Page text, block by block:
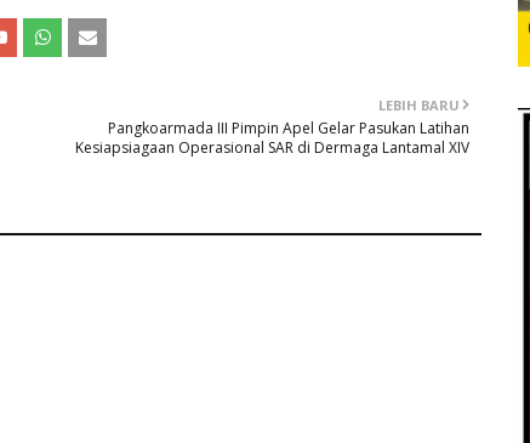
LEBIH BARU
Pangkoarmada III Pimpin Apel Gelar Pasukan Latihan
Kesiapsiagaan Operasional SAR di Dermaga Lantamal XIV